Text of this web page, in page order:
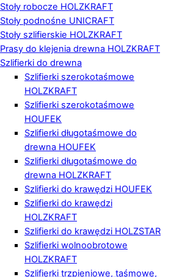
Stoły robocze HOLZKRAFT
Stoły podnośne UNICRAFT
Stoły szlifierskie HOLZKRAFT
Prasy do klejenia drewna HOLZKRAFT
Szlifierki do drewna
Szlifierki szerokotaśmowe
HOLZKRAFT
Szlifierki szerokotaśmowe
HOUFEK
Szlifierki długotaśmowe do
drewna HOUFEK
Szlifierki długotaśmowe do
drewna HOLZKRAFT
Szlifierki do krawędzi HOUFEK
Szlifierki do krawędzi
HOLZKRAFT
Szlifierki do krawędzi HOLZSTAR
Szlifierki wolnoobrotowe
HOLZKRAFT
Szlifierki trzpieniowe, taśmowe,